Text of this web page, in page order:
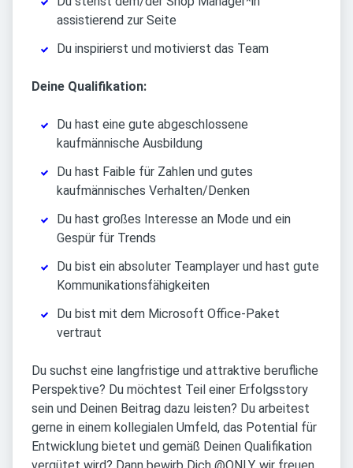
assistierend zur Seite
Du inspirierst und motivierst das Team
Deine Qualifikation:
Du hast eine gute abgeschlossene
kaufmännische Ausbildung
Du hast Faible für Zahlen und gutes
kaufmännisches Verhalten/Denken
Du hast großes Interesse an Mode und ein
Gespür für Trends
Du bist ein absoluter Teamplayer und hast gute
Kommunikationsfähigkeiten
Du bist mit dem Microsoft Office-Paket
vertraut
Du suchst eine langfristige und attraktive berufliche
Perspektive? Du möchtest Teil einer Erfolgsstory
sein und Deinen Beitrag dazu leisten? Du arbeitest
gerne in einem kollegialen Umfeld, das Potential für
Entwicklung bietet und gemäß Deinen Qualifikation